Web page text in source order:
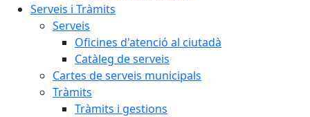
Serveis i Tràmits
Serveis
Oficines d'atenció al ciutadà
Catàleg de serveis
Cartes de serveis municipals
Tràmits
Tràmits i gestions